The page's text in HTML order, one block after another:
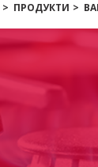
ПРОДУКТИ